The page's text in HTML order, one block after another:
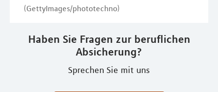
(GettyImages/phototechno)
Haben Sie Fragen zur beruflichen
Absicherung?
Sprechen Sie mit uns